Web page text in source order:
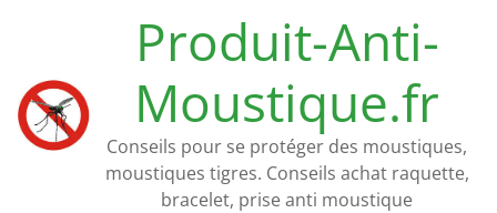
Produit-Anti-
Moustique.fr
Conseils pour se protéger des moustiques,
moustiques tigres. Conseils achat raquette,
bracelet, prise anti moustique